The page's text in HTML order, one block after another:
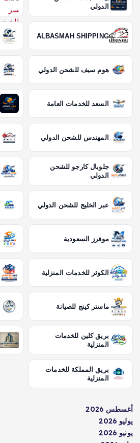
الدولي
ALBASMAH SHIPPING
هوم سيف للشحن الدولي
السعد للخدمات العامة
المهندس للشحن الدولي
جلوبال كارجو للشحن
الدولي
عبر الخليج للشحن الدولي
موفرز السعودية
الكوثر للخدمات المنزلية
ماستر كينج للصيانة
بريق كلين للخدمات
المنزلية
بريق المملكة للخدمات
المنزلية
أغسطس 2026
يوليو 2026
يونيو 2026